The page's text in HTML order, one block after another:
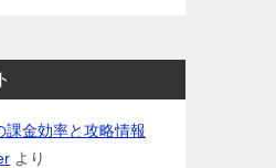
課金効率と攻略情報
より